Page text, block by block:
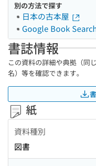
別の方法で探す
日本の古本屋
Google Book
書誌情報
この資料の詳細や典拠（同
名）等を確認できます。
紙
資料種別
図書